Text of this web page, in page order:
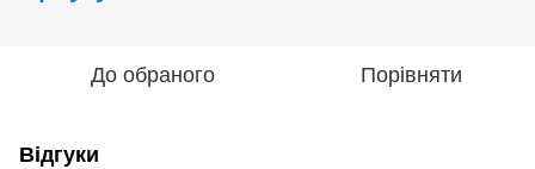
До обраного Порівняти
Відгуки